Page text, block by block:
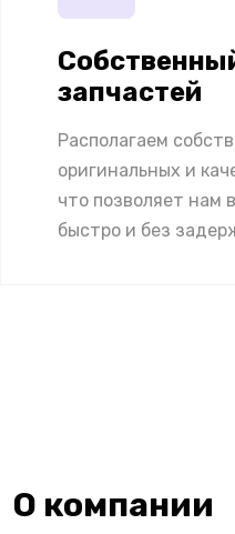
запчастей
Располагаем
оригинальных и
что позволяет нам
быстро и без
О компании